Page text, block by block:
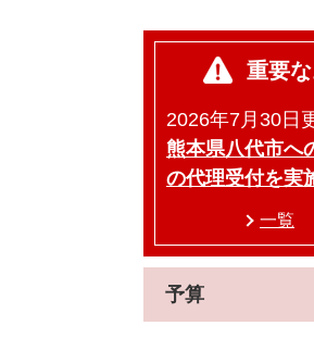
重要
2026年7月30日
熊本県八代市へ
の代理受付を実
一覧
予算